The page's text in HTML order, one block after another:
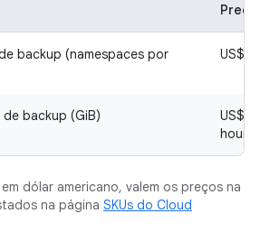
Preço
backup (namespaces por
US$
backup (GiB)
US$
hour
dólar americano, valem os preços na
na página SKUs do Cloud